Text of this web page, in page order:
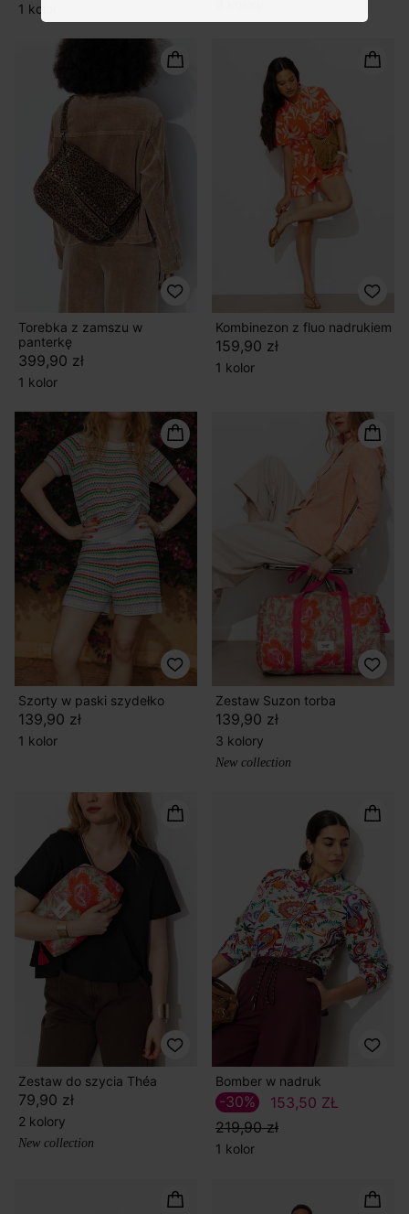
1 kolor
Torebka z zamszu w
panterkę
399,90 zł
1 kolor
Kombinezon z fluo nadrukiem
159,90 zł
1 kolor
Szorty w paski szydełko
139,90 zł
1 kolor
Zestaw Suzon torba
139,90 zł
3 kolory
New collection
Zestaw do szycia Théa
79,90 zł
2 kolory
New collection
Bomber w nadruk
153,50 ZŁ
219,90 zł
-30%
1 kolor